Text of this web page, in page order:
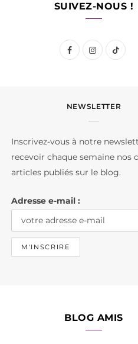
SUIVEZ-NOUS !
F
e
o
I
t
r
m
T
T
NEWSLETTER
Inscrivez-vous à notre
recevoir chaque semaine nos
articles publiés sur le blog.
Adresse e-mail :
BLOG AMIS